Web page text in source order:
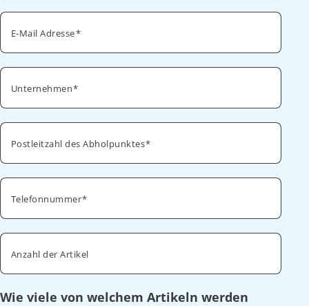
E-Mail Adresse
Unternehmen
Postleitzahl des Abholpunktes
Telefonnummer
Anzahl der Artikel
Wie viele von welchem Artikeln werden